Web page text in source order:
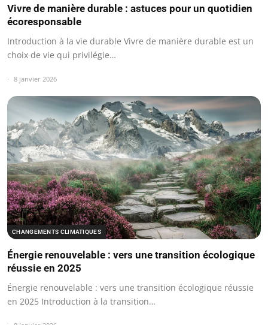
Vivre de manière durable : astuces pour un quotidien
écoresponsable
Introduction à la vie durable Vivre de manière durable est un
choix de vie qui privilégie…
8 janvier 2026
CHANGEMENTS CLIMATIQUES
Énergie renouvelable : vers une transition écologique
réussie en 2025
Énergie renouvelable : vers une transition écologique réussie
en 2025 Introduction à la transition…